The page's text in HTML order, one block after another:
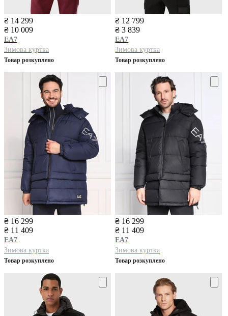
₴ 14 299
₴ 10 009
EA7
Зимова куртка
Товар розкуплено
₴ 12 799
₴ 3 839
EA7
Зимова куртка
Товар розкуплено
₴ 16 299
₴ 11 409
EA7
Зимова куртка
Товар розкуплено
₴ 16 299
₴ 11 409
EA7
Зимова куртка
Товар розкуплено